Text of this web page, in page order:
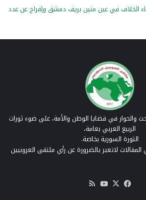
الخلاف في عين منين بريف دمشق وإفراج عن عدد
والحوار في قضايا الوطن والأمة، على ضوء ثورات
الربيع العربي بعامة،
الثورة السورية بخاصة.
المقالات لاتعبر بالضرورة عن رأي ملتقى العروبيين
فيسبوك
‫X
‫YouTube